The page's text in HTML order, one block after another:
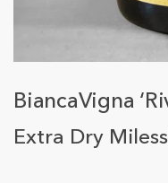
BiancaVigna
Extra Dry